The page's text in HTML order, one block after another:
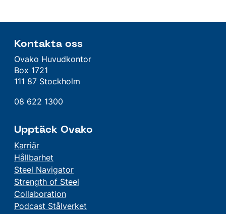
Kontakta oss
Ovako Huvudkontor
Box 1721
111 87 Stockholm
08 622 1300
Upptäck Ovako
Karriär
Hållbarhet
Steel Navigator
Strength of Steel
Collaboration
Podcast Stålverket